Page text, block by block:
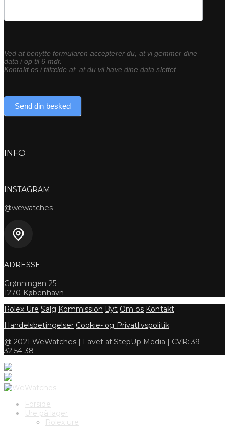
Ved at benytte formularen accepterer du, at vi gemmer dine
data i op til 6 mdr.
Kontakt os i tilfælde af, at du vil have dine data slettet.
Send din besked
INFO
INSTAGRAM
@wewatches
ADRESSE
Grønningen 25
1270 København
Rolex Ure Salg Kommission Byt Om os Kontakt
Handelsbetingelser Cookie- og Privatlivspolitik
@ 2021 WeWatches | Lavet af StepUp Media | CVR: 39
32 54 38
Forside
Ure på lager
Rolex ure